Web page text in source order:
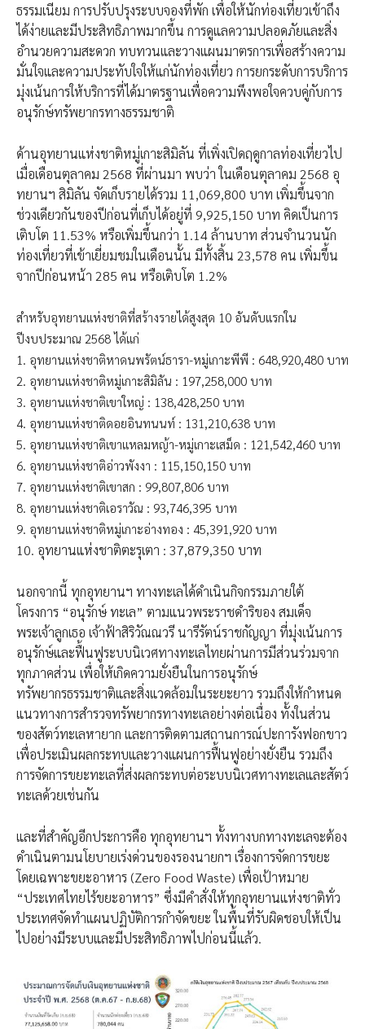
ธรรมเนียม​ การปรับปรุงระบบจองที่พัก เพื่อให้นักท่องเที่ยวเข้าถึง
ได้ง่ายและมีประสิทธิภาพมากขึ้น​ การดูแลความปลอดภัยและสิ่ง
อำนวยความสะดวก​ ทบทวนและวางแผนมาตรการเพื่อสร้างความ
มั่นใจและความประทับใจให้แก่นักท่องเที่ยว​ การยกระดับการบริการ​
มุ่งเน้นการให้บริการที่ได้มาตรฐานเพื่อความพึงพอใจควบคู่กับการ
อนุรักษ์ทรัพยากรทางธรรมชาติ
ด้านอุทยานแห่งชาติหมู่เกาะสิมิลัน ที่เพิ่งเปิดฤดูกาลท่องเที่ยวไป
เมื่อเดือนตุลาคม 2568 ที่ผ่านมา​ พบว่า ในเดือนตุลาคม 2568 อุ
ทยานฯ สิมิลัน จัดเก็บรายได้รวม 11,069,800 บาท เพิ่มขึ้นจาก
ช่วงเดียวกันของปีก่อนที่เก็บได้อยู่ที่ 9,925,150 บาท คิดเป็นการ
เติบโต 11.53% หรือเพิ่มขึ้นกว่า 1.14 ล้านบาท ส่วนจำนวนนัก
ท่องเที่ยวที่เข้าเยี่ยมชมในเดือนนั้น มีทั้งสิ้น 23,578 คน เพิ่มขึ้น
จากปีก่อนหน้า 285 คน หรือเติบโต 1.2%
สำหรับอุทยานแห่งชาติที่สร้างรายได้สูงสุด 10 อันดับแรกใน
ปีงบประมาณ 2568 ได้แก่
1. อุทยานแห่งชาติหาดนพรัตน์ธารา-หมู่เกาะพีพี : 648,920,480 บาท
2. อุทยานแห่งชาติหมู่เกาะสิมิลัน : 197,258,000 บาท
3. อุทยานแห่งชาติเขาใหญ่ : 138,428,250 บาท
4. อุทยานแห่งชาติดอยอินทนนท์ : 131,210,638 บาท
5. อุทยานแห่งชาติเขาแหลมหญ้า-หมู่เกาะเสม็ด : 121,542,460 บาท
6. อุทยานแห่งชาติอ่าวพังงา : 115,150,150 บาท
7. อุทยานแห่งชาติเขาสก : 99,807,806 บาท
8. อุทยานแห่งชาติเอราวัณ : 93,746,395 บาท
9. อุทยานแห่งชาติหมู่เกาะอ่างทอง : 45,391,920 บาท
10. อุทยานแห่งชาติตะรุเตา : 37,879,350 บาท
นอกจากนี้ ทุกอุทยานฯ ทางทะเลได้ดำเนินกิจกรรมภายใต้
โครงการ “อนุรักษ์ ทะเล” ตามแนวพระราชดำริของ สมเด็จ
พระเจ้าลูกเธอ เจ้าฟ้าสิริวัณณวรี นารีรัตน์ราชกัญญา ที่มุ่งเน้นการ
อนุรักษ์และฟื้นฟูระบบนิเวศทางทะเลไทยผ่านการมีส่วนร่วมจาก
ทุกภาคส่วน เพื่อให้เกิดความยั่งยืนในการอนุรักษ์
ทรัพยากรธรรมชาติและสิ่งแวดล้อมในระยะยาว​ รวมถึงให้กำหนด
แนวทางการสำรวจทรัพยากรทางทะเลอย่างต่อเนื่อง ทั้งในส่วน
ของสัตว์ทะเลหายาก และการติดตามสถานการณ์ปะการังฟอกขาว
เพื่อประเมินผลกระทบและวางแผนการฟื้นฟูอย่างยั่งยืน​ รวมถึง
การจัดการขยะทะเลที่ส่งผลกระทบต่อระบบนิเวศทางทะเลและสัตว์
ทะเลด้วยเช่นกัน​
และที่สำคัญอีกประการคือ ทุกอุทยานฯ ทั้งทางบกทางทะเลจะต้อง
ดำเนินตามนโยบายเร่งด่วนของรองนายกฯ เรื่องการจัดการขยะ
โดยเฉพาะขยะอาหาร (Zero​ Food Waste) เพื่อเป้าหมาย
“ประเทศไทยไร้ขยะอาหาร” ซึ่งมีคำสั่งให้ทุกอุทยานแห่งชาติทั่ว
ประเทศจัดทำแผนปฏิบัติการกำจัดขยะ ในพื้นที่รับผิดชอบให้เป็น
ไปอย่างมีระบบและมีประสิทธิภาพ​ไปก่อนนี้แล้ว.